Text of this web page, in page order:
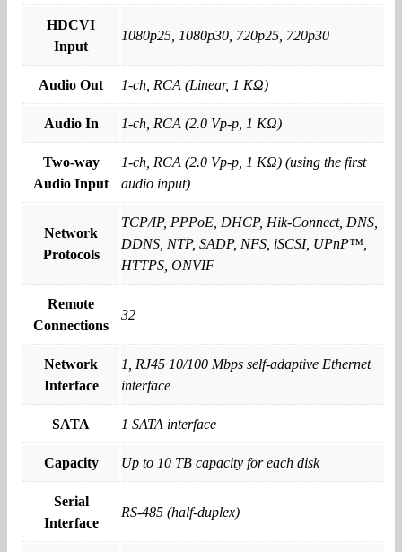
HDCVI
Input
1080p25, 1080p30, 720p25, 720p30
Audio Out 1-ch, RCA (Linear, 1 KΩ)
Audio In 1-ch, RCA (2.0 Vp-p, 1 KΩ)
Two-way
Audio Input
1-ch, RCA (2.0 Vp-p, 1 KΩ) (using the first
audio input)
Network
Protocols
TCP/IP, PPPoE, DHCP, Hik-Connect, DNS,
DDNS, NTP, SADP, NFS, iSCSI, UPnP™,
HTTPS, ONVIF
Remote
Connections
32
Network
Interface
1, RJ45 10/100 Mbps self-adaptive Ethernet
interface
SATA 1 SATA interface
Capacity Up to 10 TB capacity for each disk
Serial
Interface
RS-485 (half-duplex)